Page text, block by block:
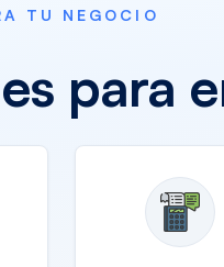
TU NEGOCIO
para